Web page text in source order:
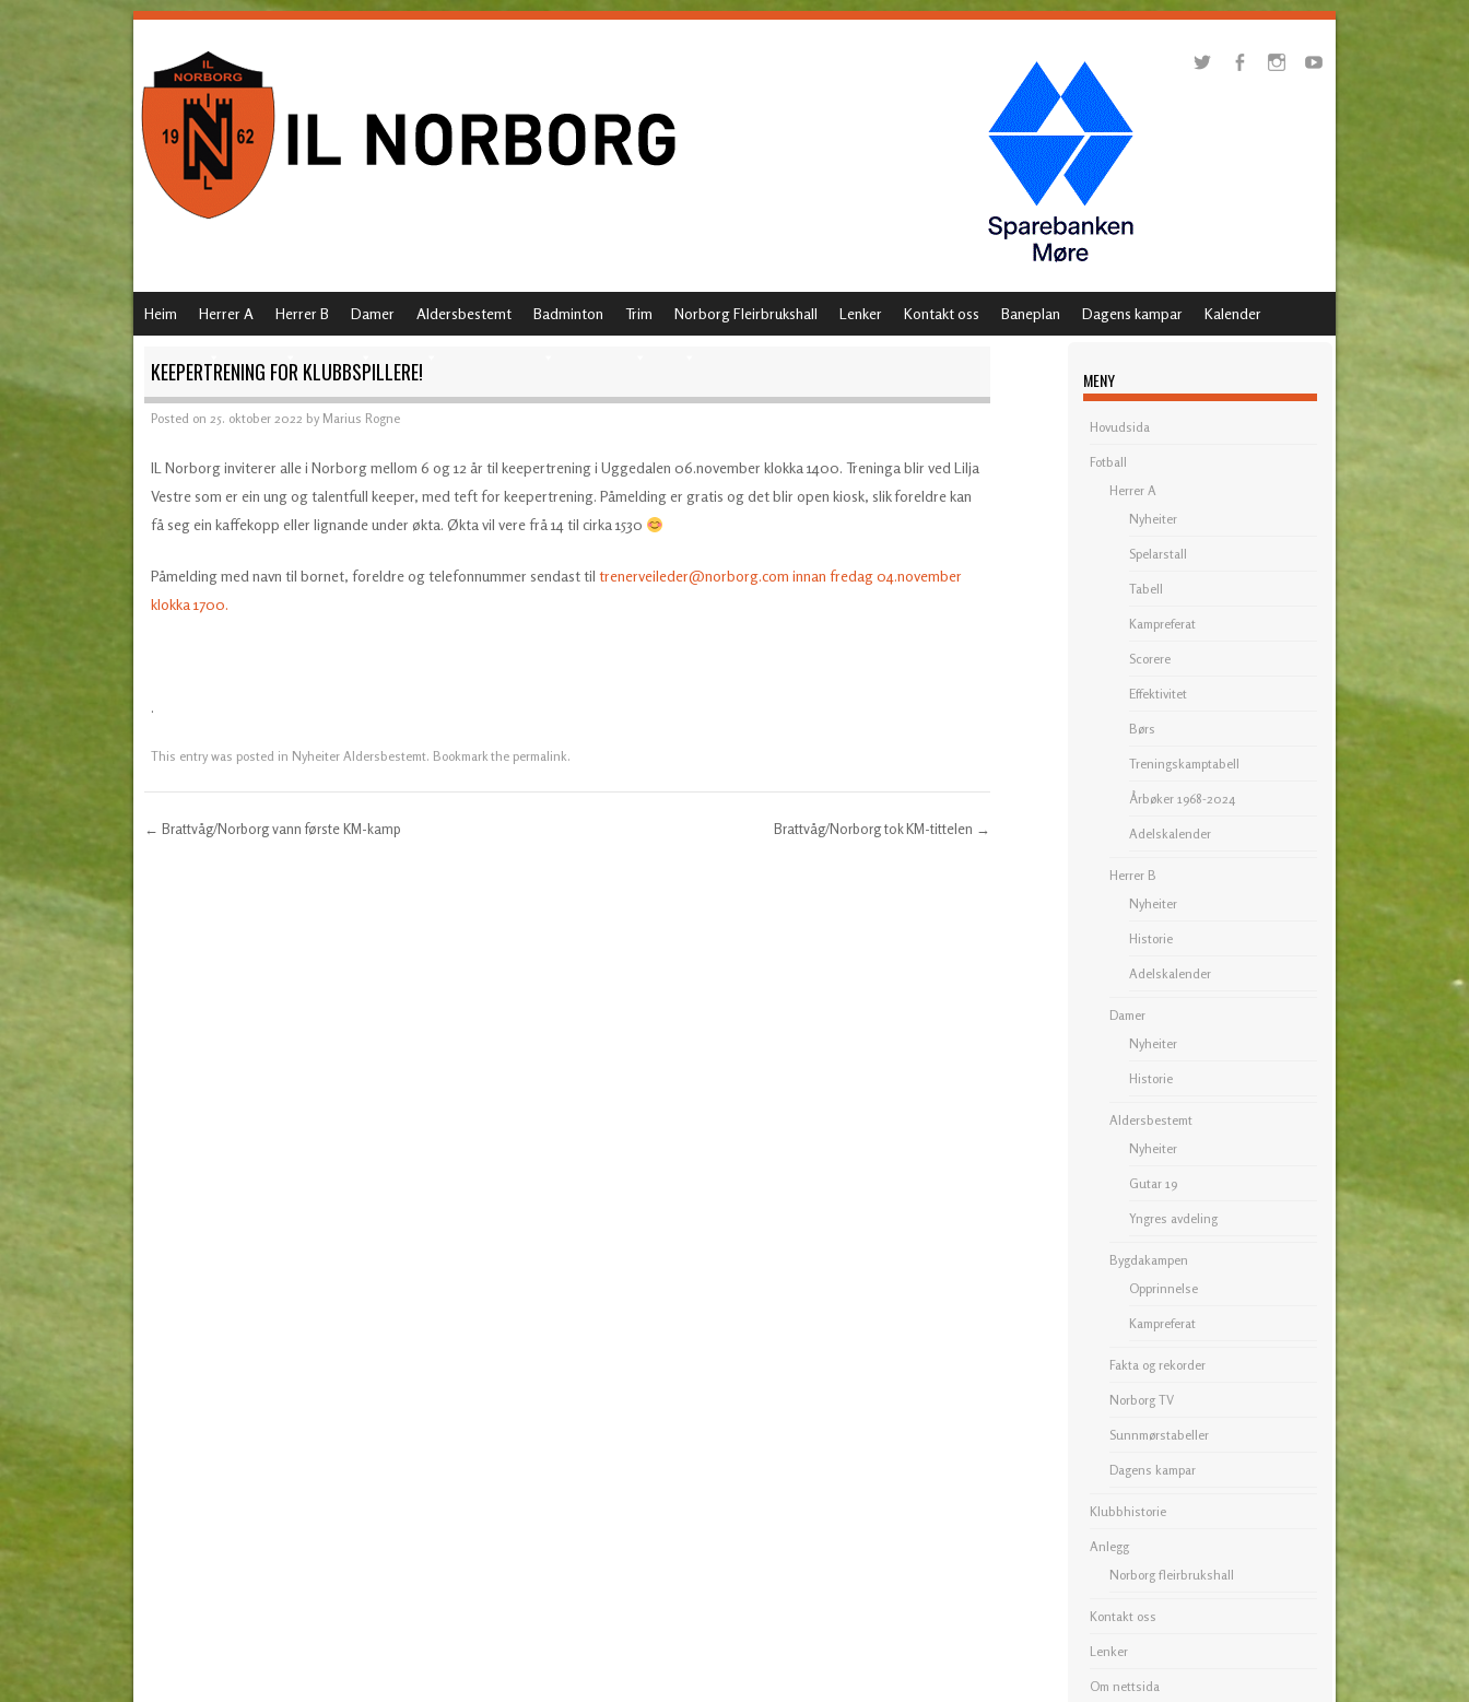
MENU
SKIP TO CONTENT
Heim Herrer A Herrer B Damer Aldersbestemt Badminton Trim Norborg Fleirbrukshall Lenker Kontakt oss Baneplan Dagens kampar Kalender
KEEPERTRENING FOR KLUBBSPILLERE!
Posted on 25. oktober 2022 by Marius Rogne
IL Norborg inviterer alle i Norborg mellom 6 og 12 år til keepertrening i Uggedalen 06.november klokka 1400. Treninga blir ved Lilja
Vestre som er ein ung og talentfull keeper, med teft for keepertrening. Påmelding er gratis og det blir open kiosk, slik foreldre kan
få seg ein kaffekopp eller lignande under økta. Økta vil vere frå 14 til cirka 1530
Påmelding med navn til bornet, foreldre og telefonnummer sendast til trenerveileder@norborg.com innan fredag 04.november
klokka 1700.
.
This entry was posted in Nyheiter Aldersbestemt. Bookmark the permalink.
← Brattvåg/Norborg vann første KM-kamp Brattvåg/Norborg tok KM-tittelen →
MENY
Hovudsida
Fotball
Herrer A
Nyheiter
Spelarstall
Tabell
Kampreferat
Scorere
Effektivitet
Børs
Treningskamptabell
Årbøker 1968-2024
Adelskalender
Herrer B
Nyheiter
Historie
Adelskalender
Damer
Nyheiter
Historie
Aldersbestemt
Nyheiter
Gutar 19
Yngres avdeling
Bygdakampen
Opprinnelse
Kampreferat
Fakta og rekorder
Norborg TV
Sunnmørstabeller
Dagens kampar
Klubbhistorie
Anlegg
Norborg fleirbrukshall
Kontakt oss
Lenker
Om nettsida